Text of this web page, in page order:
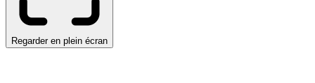
Regarder en plein écran